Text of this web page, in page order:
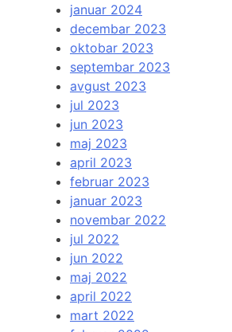
januar 2024
decembar 2023
oktobar 2023
septembar 2023
avgust 2023
jul 2023
jun 2023
maj 2023
april 2023
februar 2023
januar 2023
novembar 2022
jul 2022
jun 2022
maj 2022
april 2022
mart 2022